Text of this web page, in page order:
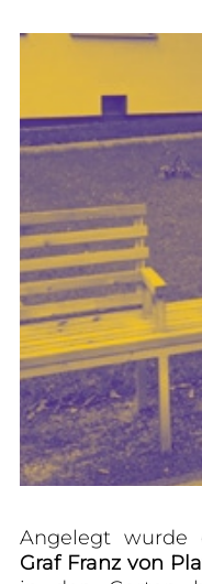
Angelegt wurde
Graf Franz von